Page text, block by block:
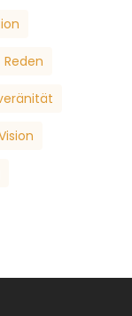
Reden